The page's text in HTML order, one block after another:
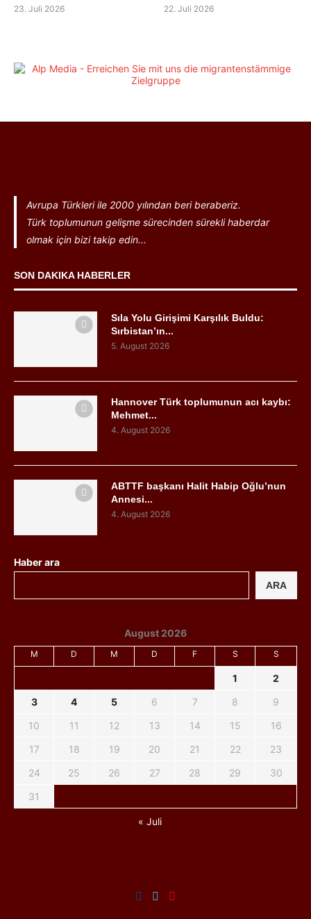
23. Juli 2026 22. Juli 2026
Avrupa Türkleri ile 2000 yılından beri beraberiz.
Türk toplumunun gelişme sürecinden sürekli haberdar
olmak için bizi takip edin...
SON DAKIKA HABERLER
Sıla Yolu Girişimi Karşılık Buldu:
Sırbistan’ın...
5. August 2026
Hannover Türk toplumunun acı kaybı:
Mehmet...
4. August 2026
ABTTF başkanı Halit Habip Oğlu’nun
Annesi...
4. August 2026
Haber ara
ARA
August 2026
M D M D F S S
1
2
3
4 5 6 7 8
9
10
11 12 13 14 15
16
17
18 19 20 21 22
23
24
25 26 27 28 29
30
31
« Juli